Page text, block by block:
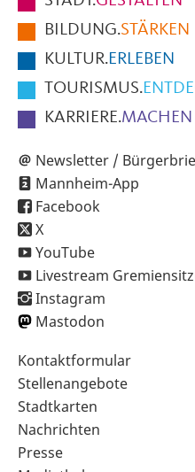
der
SeiteBILDUNG.STÄRKEN
KULTUR.ERLEBEN
TOURISMUS.
KARRIERE.MACHEN
Newsletter /
Mannheim-App
Facebook
X
YouTube
Livestream
Instagram
Mastodon
Sekundärnavigation
im
Fußbereich
Kontaktformular
Stellenangebote
Stadtkarten
Nachrichten
Presse